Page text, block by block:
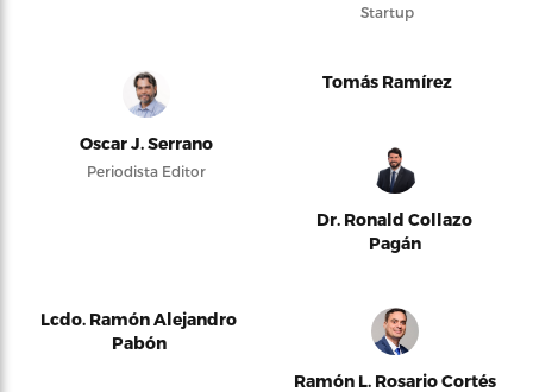
Startup
Oscar J. Serrano
Periodista Editor
Tomás Ramírez
Dr. Ronald Collazo
Pagán
Lcdo. Ramón Alejandro
Pabón
Ramón L. Rosario Cortés